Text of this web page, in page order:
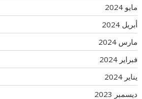
مايو 2024
أبريل 2024
مارس 2024
فبراير 2024
يناير 2024
ديسمبر 2023